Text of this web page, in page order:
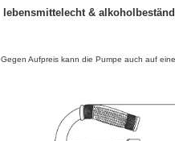
lebensmittelecht &
Gegen Aufpreis kann die Pumpe auch auf